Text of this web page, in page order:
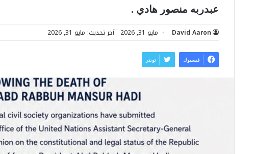
عبدربه منصور هادي .
David Aaron مايو 31, 2026 آخر تحديث: مايو 31, 2026
فيسبوك تويتر